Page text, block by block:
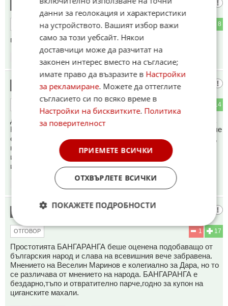
А Потньо
8
ОТГОВОР
в Полски Тръмбеш !
Всяко чудо за три дни
14
Дарина вече залезе дори и в България, миналата седмица
Криско и взе първото място по рейтинг, а тази седмица вече
е на трето място. След месец вече никой няма да я помни,
както се случва с всички победители в Евровизия /с
изключение на АББА и на Кончита Вурст, но при него/нея
известността не е свързана с пеене/
08.06.2026
Павел Пенев
17
1
ОТГОВОР
Простотията БАНГАРАНГА беше оценена подобаващо от
българския народ и слава на всевишния вече забравена.
Мнението на Веселин Маринов е колегиално за Дара, но то
се различава от мнението на народа. БАНГАРАНГА е
бездарно,тъпо и отвратително парче,годно за купон на
циганските махали.
данни за геолокация и характеристики
на устройството. Вашият избор важи
само за този уебсайт. Някои
доставчици може да разчитат на
законен интерес вместо на съгласие;
имате право да възразите в Настройки
за рекламиране. Можете да оттеглите
съгласието си по всяко време в
Настройки на бисквитките. Политика
за поверителност
ПРИЕМЕТЕ ВСИЧКИ
ОТХВЪРЛЕТЕ ВСИЧКИ
ПОКАЖЕТЕ ПОДРОБНОСТИ